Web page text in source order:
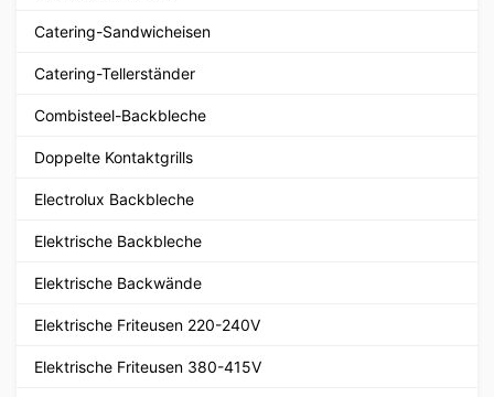
Catering-Sandwicheisen
Catering-Tellerständer
Combisteel-Backbleche
Doppelte Kontaktgrills
Electrolux Backbleche
Elektrische Backbleche
Elektrische Backwände
Elektrische Friteusen 220-240V
Elektrische Friteusen 380-415V